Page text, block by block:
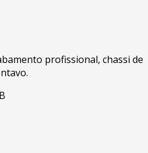
profissional, chassi de